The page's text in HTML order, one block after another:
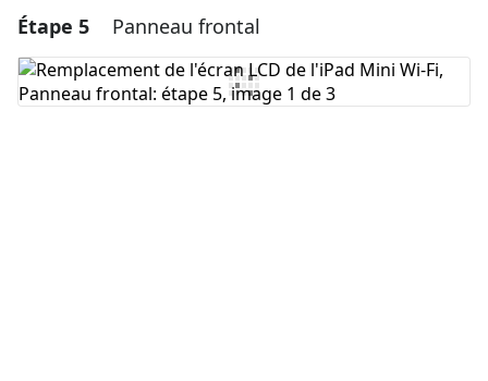
Ajouter un commentaire
Ajouter un commentaire
Étape 5 Panneau frontal